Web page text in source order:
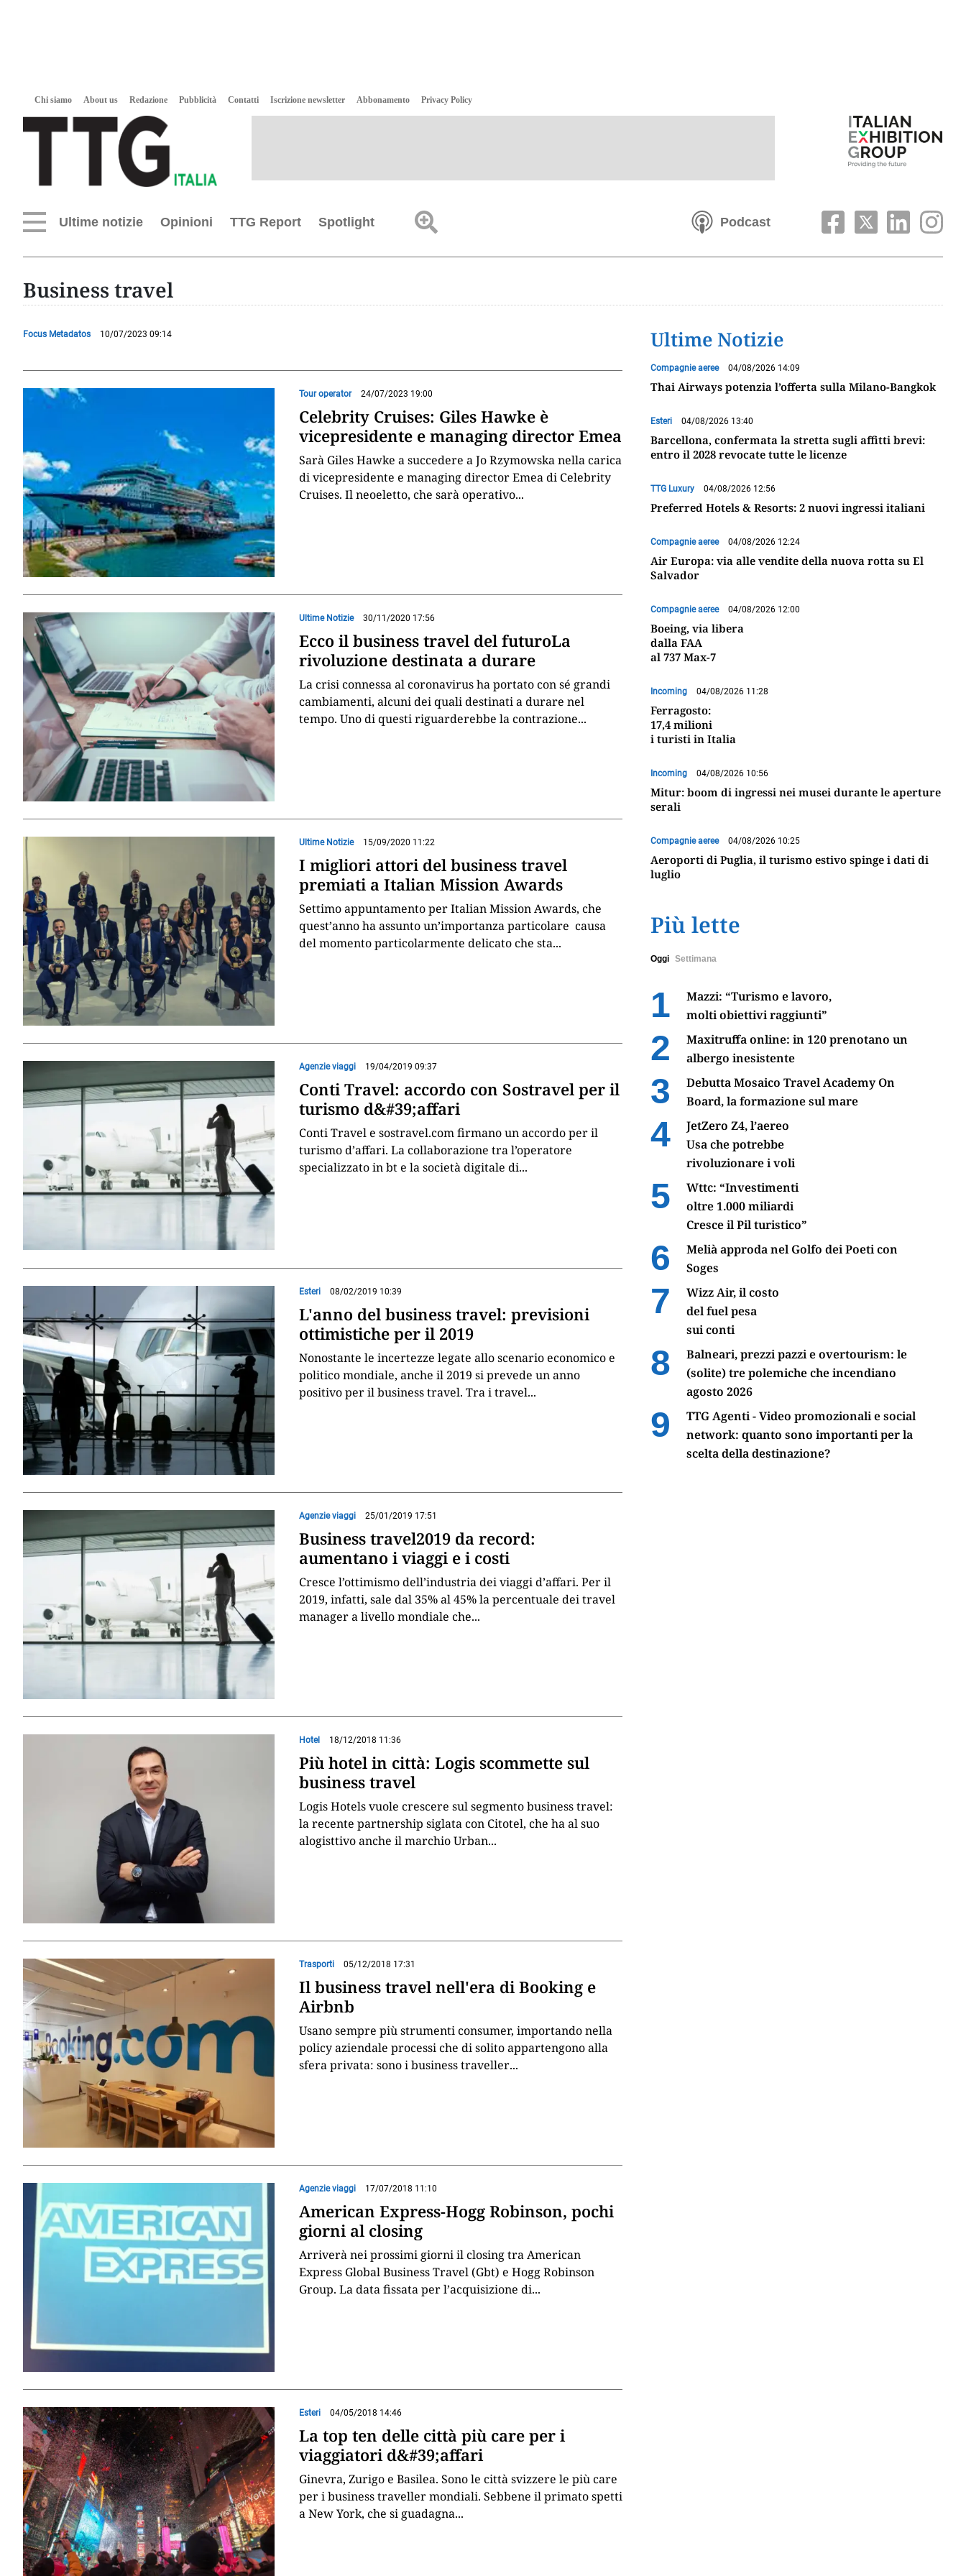
Chi siamo About us Redazione Pubblicità Contatti Iscrizione newsletter Abbonamento Privacy Policy
Ultime notizie Opinioni TTG Report Spotlight Podcast
Business travel
Focus Metadatos 10/07/2023 09:14
Tour operator 24/07/2023 19:00
Celebrity Cruises: Giles Hawke è
vicepresidente e managing director Emea
Sarà Giles Hawke a succedere a Jo Rzymowska nella carica
di vicepresidente e managing director Emea di Celebrity
Cruises. Il neoeletto, che sarà operativo...
Ultime Notizie 30/11/2020 17:56
Ecco il business travel del futuroLa
rivoluzione destinata a durare
La crisi connessa al coronavirus ha portato con sé grandi
cambiamenti, alcuni dei quali destinati a durare nel
tempo. Uno di questi riguarderebbe la contrazione...
Ultime Notizie 15/09/2020 11:22
I migliori attori del business travel
premiati a Italian Mission Awards
Settimo appuntamento per Italian Mission Awards, che
quest’anno ha assunto un’importanza particolare causa
del momento particolarmente delicato che sta...
Agenzie viaggi 19/04/2019 09:37
Conti Travel: accordo con Sostravel per il
turismo d&#39;affari
Conti Travel e sostravel.com firmano un accordo per il
turismo d’affari. La collaborazione tra l’operatore
specializzato in bt e la società digitale di...
Esteri 08/02/2019 10:39
L'anno del business travel: previsioni
ottimistiche per il 2019
Nonostante le incertezze legate allo scenario economico e
politico mondiale, anche il 2019 si prevede un anno
positivo per il business travel. Tra i travel...
Agenzie viaggi 25/01/2019 17:51
Business travel2019 da record:
aumentano i viaggi e i costi
Cresce l’ottimismo dell’industria dei viaggi d’affari. Per il
2019, infatti, sale dal 35% al 45% la percentuale dei travel
manager a livello mondiale che...
Hotel 18/12/2018 11:36
Più hotel in città: Logis scommette sul
business travel
Logis Hotels vuole crescere sul segmento business travel:
la recente partnership siglata con Citotel, che ha al suo
alogisttivo anche il marchio Urban...
Trasporti 05/12/2018 17:31
Il business travel nell'era di Booking e
Airbnb
Usano sempre più strumenti consumer, importando nella
policy aziendale processi che di solito appartengono alla
sfera privata: sono i business traveller...
Agenzie viaggi 17/07/2018 11:10
American Express-Hogg Robinson, pochi
giorni al closing
Arriverà nei prossimi giorni il closing tra American
Express Global Business Travel (Gbt) e Hogg Robinson
Group. La data fissata per l’acquisizione di...
Esteri 04/05/2018 14:46
La top ten delle città più care per i
viaggiatori d&#39;affari
Ginevra, Zurigo e Basilea. Sono le città svizzere le più care
per i business traveller mondiali. Sebbene il primato spetti
a New York, che si guadagna...
Ultime Notizie
Compagnie aeree 04/08/2026 14:09
Thai Airways potenzia l’offerta sulla Milano-Bangkok
Esteri 04/08/2026 13:40
Barcellona, confermata la stretta sugli affitti brevi:
entro il 2028 revocate tutte le licenze
TTG Luxury 04/08/2026 12:56
Preferred Hotels & Resorts: 2 nuovi ingressi italiani
Compagnie aeree 04/08/2026 12:24
Air Europa: via alle vendite della nuova rotta su El
Salvador
Compagnie aeree 04/08/2026 12:00
Boeing, via libera
dalla FAA
al 737 Max-7
Incoming 04/08/2026 11:28
Ferragosto:
17,4 milioni
i turisti in Italia
Incoming 04/08/2026 10:56
Mitur: boom di ingressi nei musei durante le aperture
serali
Compagnie aeree 04/08/2026 10:25
Aeroporti di Puglia, il turismo estivo spinge i dati di
luglio
Più lette
Oggi Settimana
Mazzi: “Turismo e lavoro,
molti obiettivi raggiunti”
Maxitruffa online: in 120 prenotano un
albergo inesistente
Debutta Mosaico Travel Academy On
Board, la formazione sul mare
JetZero Z4, l’aereo
Usa che potrebbe
rivoluzionare i voli
Wttc: “Investimenti
oltre 1.000 miliardi
Cresce il Pil turistico”
Melià approda nel Golfo dei Poeti con
Soges
Wizz Air, il costo
del fuel pesa
sui conti
Balneari, prezzi pazzi e overtourism: le
(solite) tre polemiche che incendiano
agosto 2026
TTG Agenti - Video promozionali e social
network: quanto sono importanti per la
scelta della destinazione?